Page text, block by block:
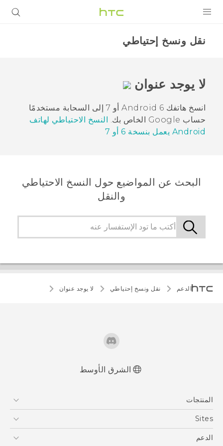
أجهزة الهواتف الذكية
VIVERSE
البرامج + التطبيقات
أجهزة HTC والملحقات
نقل ونسخ إحتياطي
لا يوجد عنوان
انسخ هاتفك Android
6 أو 7 إلى السحابة مستخدمًا
حساب Google الخاص بك. النسخ الاحتياطي لهاتف
Android يعمل بنسخة 6 أو 7
البحث عن المواضيع حول النسخ الاحتياطي
والنقل
الدعم نقل ونسخ إحتياطي لا يوجد عنوان
الشرق الأوسط
المنتجات
5G
Sites
HTC Dev
الدعم